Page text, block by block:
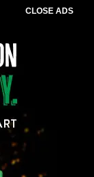
CLOSE ADS